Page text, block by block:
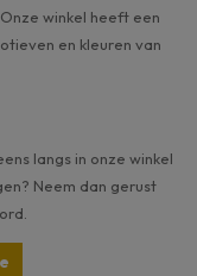
winkel heeft een
en kleuren van
langs in onze winkel
Neem dan gerust